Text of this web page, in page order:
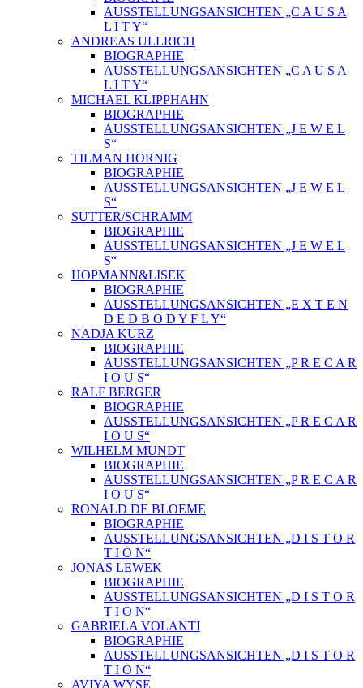
AUSSTELLUNGSANSICHTEN „C A U S A
L I T Y“
ANDREAS ULLRICH
BIOGRAPHIE
AUSSTELLUNGSANSICHTEN „C A U S A
L I T Y“
MICHAEL KLIPPHAHN
BIOGRAPHIE
AUSSTELLUNGSANSICHTEN „J E W E L
S“
TILMAN HORNIG
BIOGRAPHIE
AUSSTELLUNGSANSICHTEN „J E W E L
S“
SUTTER/SCHRAMM
BIOGRAPHIE
AUSSTELLUNGSANSICHTEN „J E W E L
S“
HOPMANN&LISEK
BIOGRAPHIE
AUSSTELLUNGSANSICHTEN „E X T E N
D E D B O D Y F L Y“
NADJA KURZ
BIOGRAPHIE
AUSSTELLUNGSANSICHTEN „P R E C A R
I O U S“
RALF BERGER
BIOGRAPHIE
AUSSTELLUNGSANSICHTEN „P R E C A R
I O U S“
WILHELM MUNDT
BIOGRAPHIE
AUSSTELLUNGSANSICHTEN „P R E C A R
I O U S“
RONALD DE BLOEME
BIOGRAPHIE
AUSSTELLUNGSANSICHTEN „D I S T O R
T I O N“
JONAS LEWEK
BIOGRAPHIE
AUSSTELLUNGSANSICHTEN „D I S T O R
T I O N“
GABRIELA VOLANTI
BIOGRAPHIE
AUSSTELLUNGSANSICHTEN „D I S T O R
T I O N“
AVIYA WYSE